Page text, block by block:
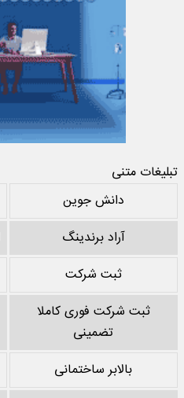
تبلیغات متنی
دانش جوین
آراد برندینگ
ثبت شرکت
ثبت شرکت فوری کاملا
تضمینی
بالابر ساختمانی